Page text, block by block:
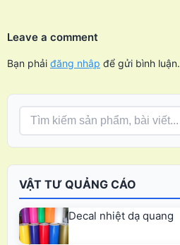
Leave a comment
Bạn phải đăng nhập để gửi bình luận.
VẬT TƯ QUẢNG CÁO
Decal nhiệt dạ quang